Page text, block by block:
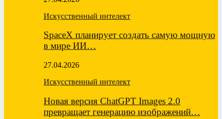
Искусственный интелект
SpaceX планирует создать самую мощную
в мире ИИ…
27.04.2026
Искусственный интелект
Новая версия ChatGPT Images 2.0
превращает генерацию изображений…